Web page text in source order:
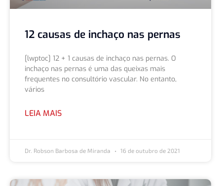
12 causas de inchaço nas pernas
[lwptoc] 12 + 1 causas de inchaço nas pernas. O
inchaço nas pernas é uma das queixas mais
frequentes no consultório vascular. No entanto,
vários
LEIA MAIS
Dr. Robson Barbosa de Miranda 16 de outubro de 2021